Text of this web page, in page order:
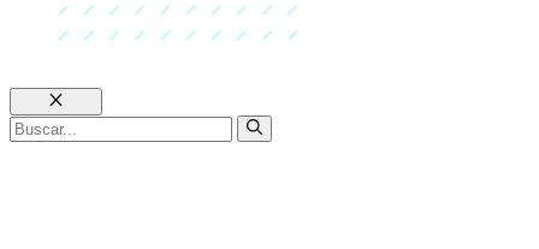
Cerrar
Buscar: